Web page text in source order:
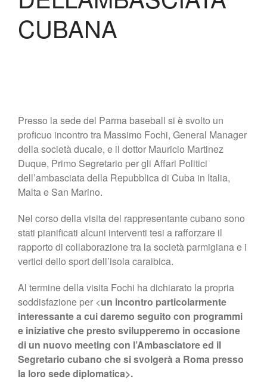
Shop
CUBANA
Presso la sede del Parma baseball si è svolto un
proficuo incontro tra Massimo Fochi, General Manager
della società ducale, e il dottor Mauricio Martinez
Duque, Primo Segretario per gli Affari Politici
dell’ambasciata della Repubblica di Cuba in Italia,
Malta e San Marino.
Nel corso della visita del rappresentante cubano sono
stati pianificati alcuni interventi tesi a rafforzare il
rapporto di collaborazione tra la società parmigiana e i
vertici dello sport dell’isola caraibica.
Al termine della visita Fochi ha dichiarato la propria
soddisfazione per <un incontro particolarmente
interessante a cui daremo seguito con programmi
e iniziative che presto svilupperemo in occasione
di un nuovo meeting con l’Ambasciatore ed il
Segretario cubano che si svolgerà a Roma presso
la loro sede diplomatica>.